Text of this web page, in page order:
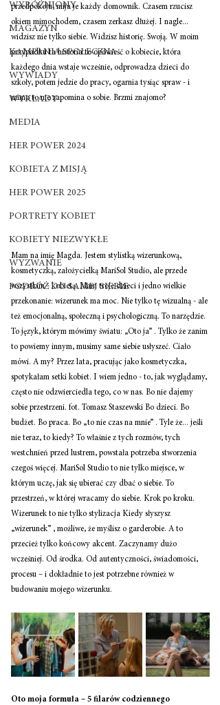
WYRÓŻNIONY
MAGAZYN
KAMPANIA SPOŁECZNA
WYWIADY
WYKŁADY
MEDIA
HER POWER 2024
KOBIETA Z MISJĄ
HER POWER 2025
PORTRETY KOBIET
KOBIETY NIEZWYKŁE
WYZWANIE
PODRÓŻ DO SAMEJ SIEBIE
przedpokoju, mija je każdy domownik. Czasem rzucisz
okiem mimochodem, czasem zerkasz dłużej. I nagle...
widzisz nie tylko siebie. Widzisz historię. Swoją. W moim
przypadku ta historia to opowieść o kobiecie, która
każdego dnia wstaje wcześnie, odprowadza dzieci do
szkoły, potem jedzie do pracy, ogarnia tysiąc spraw - i
mimo to nie zapomina o sobie. Brzmi znajomo?
Mam na imię Magda. Jestem stylistką wizerunkową,
kosmetyczką, założycielką MariSol Studio, ale przede
wszystkim - kobietą. Mam troje dzieci i jedno wielkie
przekonanie: wizerunek ma moc. Nie tylko tę wizualną - ale
też emocjonalną, społeczną i psychologiczną. To narzędzie.
To język, którym mówimy światu: „Oto ja” . Tylko że zanim
to powiemy innym, musimy same siebie usłyszeć. Ciało
mówi. A my? Przez lata, pracując jako kosmetyczka,
spotykałam setki kobiet. I wiem jedno - to, jak wyglądamy,
często nie odzwierciedla tego, co w nas. Bo nie dajemy
sobie przestrzeni. fot. Tomasz Staszewski Bo dzieci. Bo
budżet. Bo praca. Bo „to nie czas na mnie” . Tyle że... jeśli
nie teraz, to kiedy? To właśnie z tych rozmów, tych
westchnień przed lustrem, powstała potrzeba stworzenia
czegoś więcej. MariSol Studio to nie tylko miejsce, w
którym uczę, jak się ubierać czy dbać o siebie. To
przestrzeń, w której wracamy do siebie. Krok po kroku.
Wizerunek to nie tylko stylizacja Kiedy słyszysz
„wizerunek” , możliwe, że myślisz o garderobie. A to
przecież tylko końcowy akcent. Zaczynamy dużo
wcześniej. Od środka. Od autentyczności, świadomości,
procesu – i dokładnie to jest potrzebne również w
budowaniu mojego wizerunku.
Oto moja formuła – 5 filarów codziennego